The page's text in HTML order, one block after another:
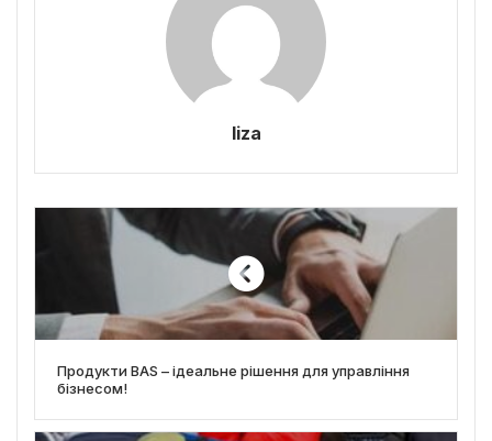
liza
Продукти BAS – ідеальне рішення для управління
бізнесом!